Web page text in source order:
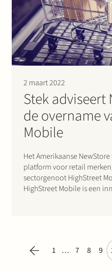
2 maart 2022
Stek adviseert
de overname
Mobile
Het Amerikaanse
platform voor retail
sectorgenoot HighStreet
HighStreet Mobile is een
internationale
1
… 7 8 9